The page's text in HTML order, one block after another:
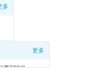
多
更多
西200米